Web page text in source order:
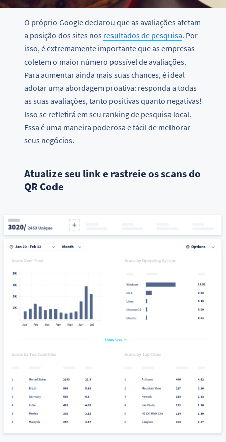
O próprio Google declarou que as avaliações afetam
a posição dos sites nos resultados de pesquisa. Por
isso, é extremamente importante que as empresas
coletem o maior número possível de avaliações.
Para aumentar ainda mais suas chances, é ideal
adotar uma abordagem proativa: responda a todas
as suas avaliações, tanto positivas quanto negativas!
Isso se refletirá em seu ranking de pesquisa local.
Essa é uma maneira poderosa e fácil de melhorar
seus negócios.
Atualize seu link e rastreie os scans do
QR Code